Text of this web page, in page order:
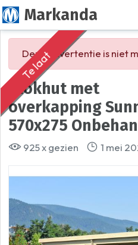
Markanda
Te laat
Deze advertentie is niet
overkapping
570x275
925 x gezien 1 mei